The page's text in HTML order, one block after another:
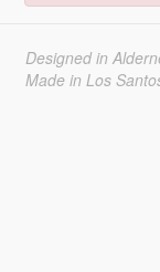
Designed in
Made in Los